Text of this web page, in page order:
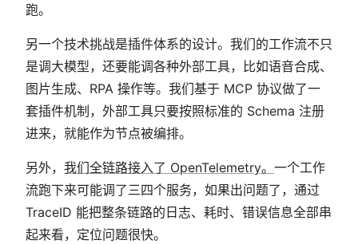
跑。
另一个技术挑战是插件体系的设计。我们的工作流不只
是调大模型，还要能调各种外部工具，比如语音合成、
图片生成、RPA 操作等。我们基于 MCP 协议做了一
套插件机制，外部工具只要按照标准的 Schema 注册
进来，就能作为节点被编排。
另外， 我们全链路接入了 OpenTelemetry。 一个工作
流跑下来可能调了三四个服务，如果出问题了，通过
TraceID 能把整条链路的日志、耗时、错误信息全部串
起来看，定位问题很快。